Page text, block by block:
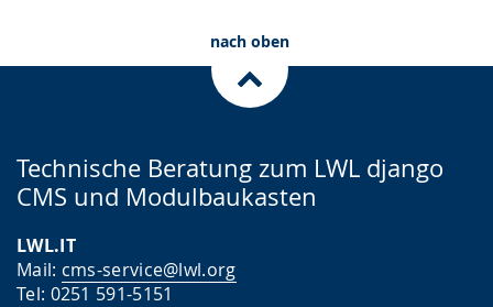
nach oben
Technische Beratung zum LWL django
CMS und Modulbaukasten
LWL.IT
Mail: cms-service@lwl.org
Tel: 0251 591-5151